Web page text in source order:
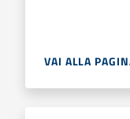
VAI ALLA